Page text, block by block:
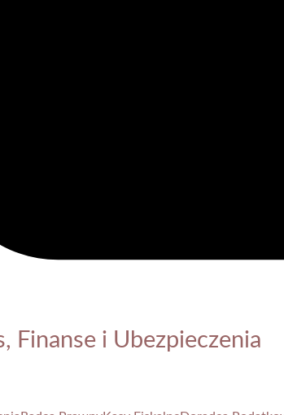
Finanse i Ubezpieczenia